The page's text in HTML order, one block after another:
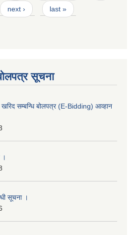
next › last »
सूचना
सम्बन्धि बोलपत्र (E-Bidding) आव्हान
।
सूचना ।